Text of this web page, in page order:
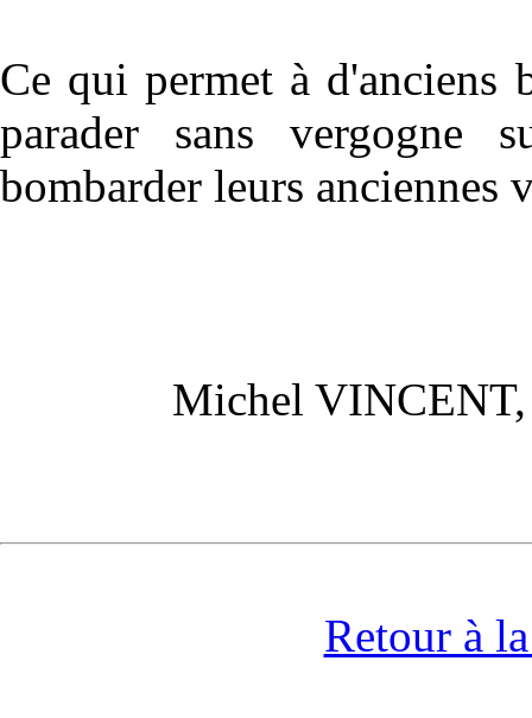
Ce qui permet à d'anciens
parader sans vergogne
bombarder leurs anciennes
Michel
Retour à